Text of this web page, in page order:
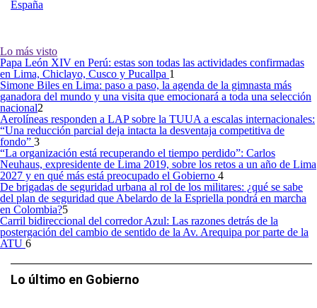
España
Lo más visto
Papa León XIV en Perú: estas son todas las actividades confirmadas
en Lima, Chiclayo, Cusco y Pucallpa 1
Simone Biles en Lima: paso a paso, la agenda de la gimnasta más
ganadora del mundo y una visita que emocionará a toda una selección
nacional2
Aerolíneas responden a LAP sobre la TUUA a escalas internacionales:
“Una reducción parcial deja intacta la desventaja competitiva de
fondo” 3
“La organización está recuperando el tiempo perdido”: Carlos
Neuhaus, expresidente de Lima 2019, sobre los retos a un año de Lima
2027 y en qué más está preocupado el Gobierno 4
De brigadas de seguridad urbana al rol de los militares: ¿qué se sabe
del plan de seguridad que Abelardo de la Espriella pondrá en marcha
en Colombia?5
Carril bidireccional del corredor Azul: Las razones detrás de la
postergación del cambio de sentido de la Av. Arequipa por parte de la
ATU 6
Lo último en Gobierno